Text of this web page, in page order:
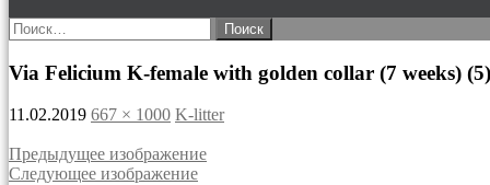
Найти:
Via Felicium K-female with golden collar (7 weeks) (5)
11.02.2019 667 × 1000 K-litter
Предыдущее изображение
Следующее изображение